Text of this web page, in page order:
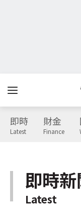
即時
Latest
財金
Finance
即時新
Latest